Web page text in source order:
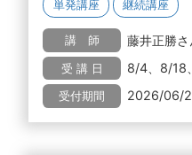
単発講座 継続講座
講 師 藤井正勝さ
受 講 日 8/4、8/18
受付期間 2026/06/